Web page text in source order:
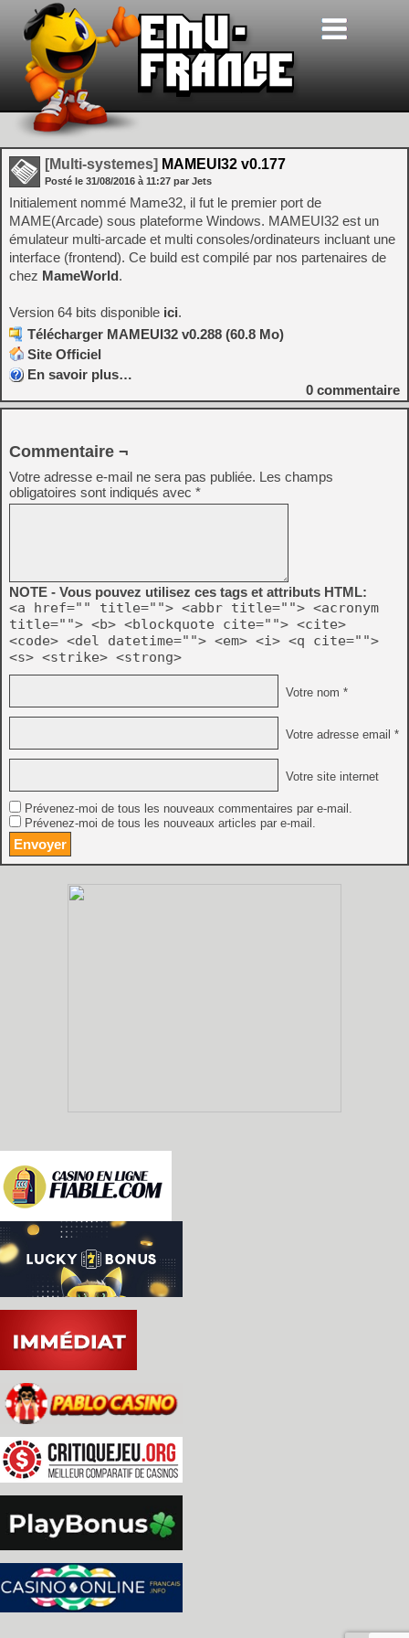
[Multi-systemes] MAMEUI32 v0.177
Posté le 31/08/2016 à 11:27 par Jets
Initialement nommé Mame32, il fut le premier port de
MAME(Arcade) sous plateforme Windows. MAMEUI32 est un
émulateur multi-arcade et multi consoles/ordinateurs incluant une
interface (frontend). Ce build est compilé par nos partenaires de
chez MameWorld.
Version 64 bits disponible ici.
Télécharger MAMEUI32 v0.288 (60.8 Mo)
Site Officiel
En savoir plus…
0 commentaire
Commentaire ¬
Votre adresse e-mail ne sera pas publiée. Les champs
obligatoires sont indiqués avec *
NOTE - Vous pouvez utilisez ces tags et attributs HTML:
<a href="" title=""> <abbr title=""> <acronym
title=""> <b> <blockquote cite=""> <cite>
<code> <del datetime=""> <em> <i> <q cite="">
<s> <strike> <strong>
Votre nom *
Votre adresse email *
Votre site internet
Prévenez-moi de tous les nouveaux commentaires par e-mail.
Prévenez-moi de tous les nouveaux articles par e-mail.